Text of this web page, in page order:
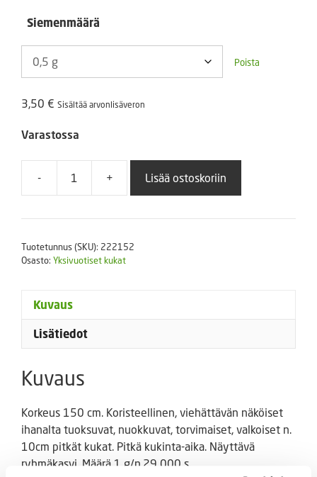
Siemenmäärä
Poista
3,50 € Sisältää arvonlisäveron
Varastossa
-
Narsissitupakka
+ Lisää ostoskoriin
Tuotetunnus (SKU): 222152
Osasto: Yksivuotiset kukat
Kuvaus
Lisätiedot
Kuvaus
Korkeus 150 cm. Koristeellinen, viehättävän näköiset
ihanalta tuoksuvat, nuokkuvat, torvimaiset, valkoiset n.
10cm pitkät kukat. Pitkä kukinta-aika. Näyttävä
ryhmäkasvi. Määrä 1 g/n.29 000 s.